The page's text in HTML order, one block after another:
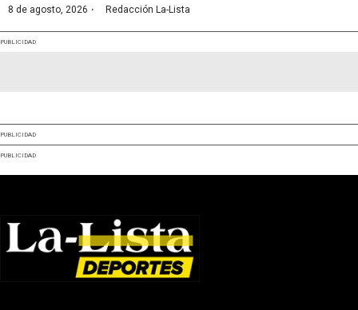
8 de agosto, 2026 · Redacción La-Lista
PUBLICIDAD
PUBLICIDAD
PUBLICIDAD